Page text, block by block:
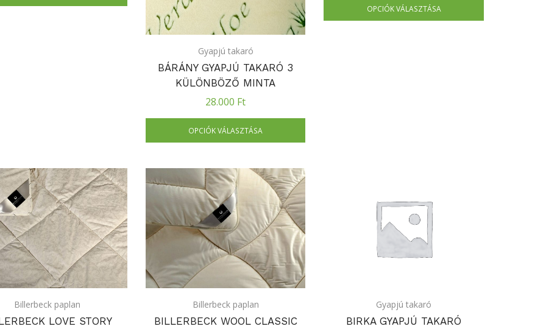
Gyapjú takaró
BÁRÁNY GYAPJÚ TAKARÓ 3
KÜLÖNBÖZŐ MINTA
28.000 Ft
OPCIÓK VÁLASZTÁSA
OPCIÓK VÁLASZTÁSA
Billerbeck paplan
LOVE STORY
Billerbeck paplan
BILLERBECK WOOL CLASSIC
Gyapjú takaró
BIRKA GYAPJÚ TAKARÓ